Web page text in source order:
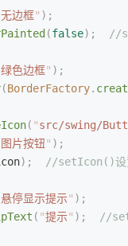
无边框" );
(false);
//
绿色边框" );
(BorderFactory.
( "src/swing/
图片按钮" );
);
//setIcon()设
悬停显示提示" );
( "提示" );
//